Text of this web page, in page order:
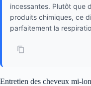
incessantes. Plutôt que
produits chimiques, ce
parfaitement la
Entretien des cheveux mi-